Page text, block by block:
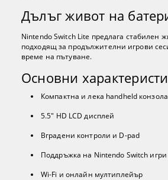
Дълъг живот на
Nintendo Switch Lite предлага стабилен
подходящ за продължителни игрови
време на пътуване.
Основни
Компактна и лека handheld конзола
5.5" HD LCD дисплей
Вградени контроли и D-pad
Поддръжка на Nintendo Switch игри
Wi-Fi и онлайн мултиплейър